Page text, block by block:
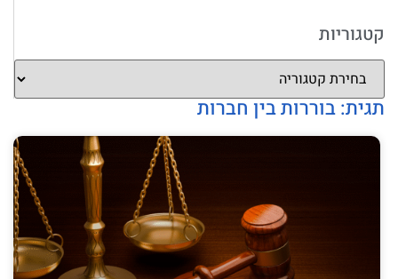
קטגוריות
תגית: בוררות בין חברות